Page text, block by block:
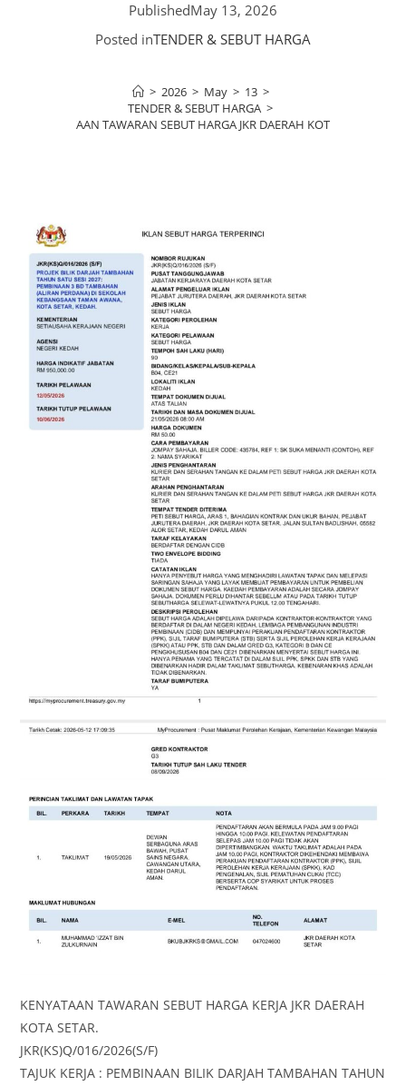
PublishedMay 13, 2026
Posted inTENDER & SEBUT HARGA
> 2026 > May > 13 >
TENDER & SEBUT HARGA >
KENYATAAN TAWARAN SEBUT HARGA JKR DAERAH KOTA SETAR
KENYATAAN TAWARAN SEBUT HARGA KERJA JKR DAERAH
KOTA SETAR.
JKR(KS)Q/016/2026(S/F)
TAJUK KERJA : PEMBINAAN BILIK DARJAH TAMBAHAN TAHUN